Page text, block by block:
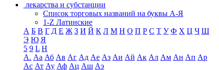
лекарства и субстанции
Список торговых названий на буквы А-Я
1-Z Латинские
А Б В Г Д Е Ж З И Й К Л М Н О П Р С Т У Ф Х Ц Ч Ш
Э Ю Я
5 9 L H
А. Аа Аб Ав Аг Ад Ае Аз Аи Ай Ак Ал Ам Ан Ап Ар
Ас Ат Ау Аф Ац Аш Аэ